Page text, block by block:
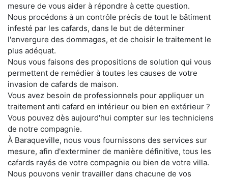
mesure de vous aider à répondre à cette question.
Nous procédons à un contrôle précis de tout le bâtiment
infesté par les cafards, dans le but de déterminer
l'envergure des dommages, et de choisir le traitement le
plus adéquat.
Nous vous faisons des propositions de solution qui vous
permettent de remédier à toutes les causes de votre
invasion de cafards de maison.
Vous avez besoin de professionnels pour appliquer un
traitement anti cafard en intérieur ou bien en extérieur ?
Vous pouvez dès aujourd'hui compter sur les techniciens
de notre compagnie.
À Baraqueville, nous vous fournissons des services sur
mesure, afin d'exterminer de manière définitive, tous les
cafards rayés de votre compagnie ou bien de votre villa.
Nous pouvons venir travailler dans chacune de vos